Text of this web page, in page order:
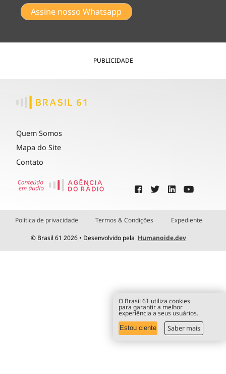
Assine nosso Whatsapp
PUBLICIDADE
Quem Somos
Mapa do Site
Contato
Política de privacidade Termos & Condições Expediente
© Brasil 61 2026 • Desenvolvido pela Humanoide.dev
O Brasil 61 utiliza cookies
para garantir a melhor
experiência a seus usuários.
Estou ciente Saber mais